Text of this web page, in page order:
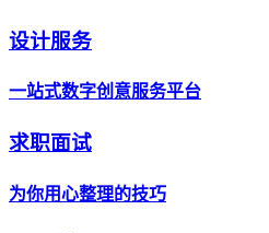
设计服务
一站式数字创意服务平台
求职面试
为你用心整理的技巧